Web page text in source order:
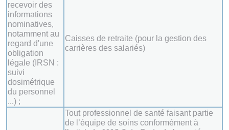
recevoir des
informations
nominatives,
notamment au
regard d'une
obligation
légale (IRSN :
suivi
dosimétrique
du personnel
...) ;
Caisses de retraite (pour la gestion des
carrières des salariés)
Tout professionnel de santé faisant partie
de l’équipe de soins conformément à